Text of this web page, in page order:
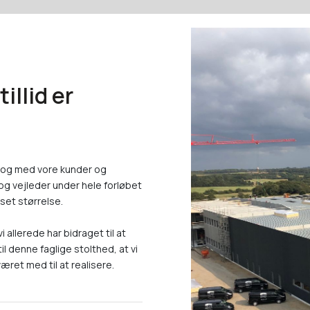
er
med vore kunder og
vejleder under hele forløbet
størrelse.
allerede har bidraget til at
denne faglige stolthed, at vi
med til at realisere.